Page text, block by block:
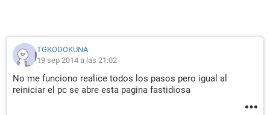
TGKODOKUNA
19 sep 2014 a las 21:02
No me funciono realice todos los pasos pero igual al
reiniciar el pc se abre esta pagina fastidiosa